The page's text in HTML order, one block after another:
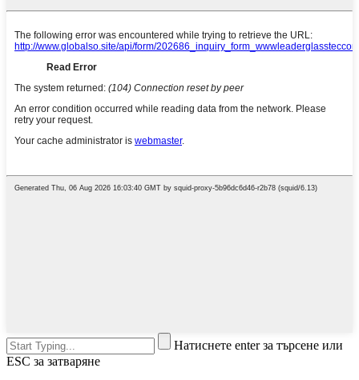
Натиснете enter за търсене или
ESC за затваряне